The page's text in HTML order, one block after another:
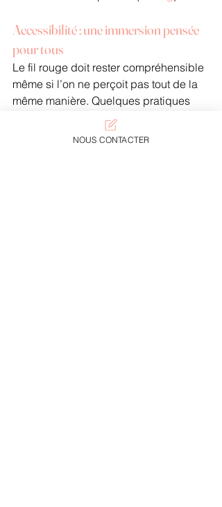
Accessibilité : une immersion pensée
pour tous
Le fil rouge doit rester compréhensible
même si l’on ne perçoit pas tout de la
même manière. Quelques pratiques
Chemins de circulation clairs,
NOUS CONTACTER